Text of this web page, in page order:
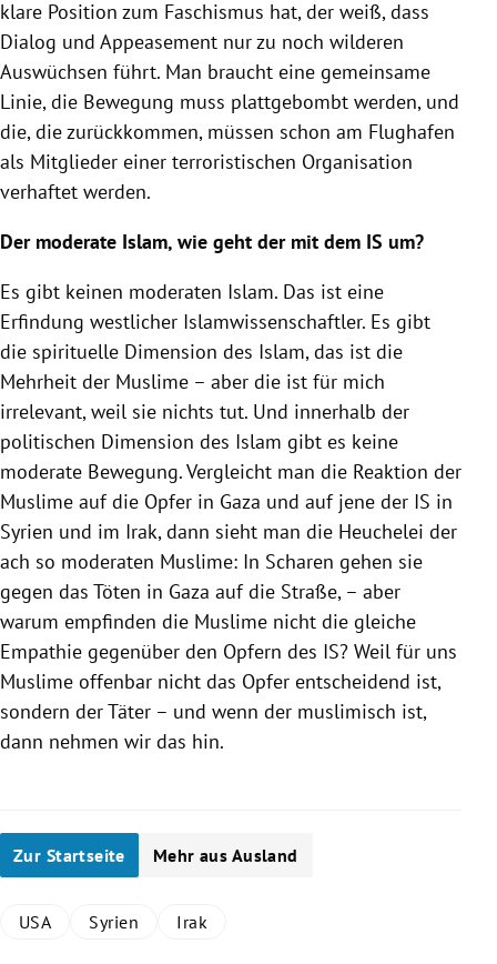
klare Position zum Faschismus hat, der weiß, dass
Dialog und Appeasement nur zu noch wilderen
Auswüchsen führt. Man braucht eine gemeinsame
Linie, die Bewegung muss plattgebombt werden, und
die, die zurückkommen, müssen schon am Flughafen
als Mitglieder einer terroristischen Organisation
verhaftet werden.
Der moderate Islam, wie geht der mit dem IS um?
Es gibt keinen moderaten Islam. Das ist eine
Erfindung westlicher Islamwissenschaftler. Es gibt
die spirituelle Dimension des Islam, das ist die
Mehrheit der Muslime – aber die ist für mich
irrelevant, weil sie nichts tut. Und innerhalb der
politischen Dimension des Islam gibt es keine
moderate Bewegung. Vergleicht man die Reaktion der
Muslime auf die Opfer in Gaza und auf jene der IS in
Syrien und im Irak, dann sieht man die Heuchelei der
ach so moderaten Muslime: In Scharen gehen sie
gegen das Töten in Gaza auf die Straße, – aber
warum empfinden die Muslime nicht die gleiche
Empathie gegenüber den Opfern des IS? Weil für uns
Muslime offenbar nicht das Opfer entscheidend ist,
sondern der Täter – und wenn der muslimisch ist,
dann nehmen wir das hin.
Zur Startseite Mehr aus Ausland
USA Syrien Irak